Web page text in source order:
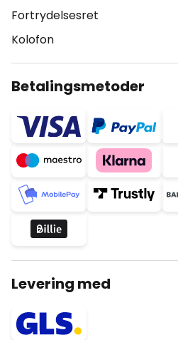
Fortrydelsesret
Kolofon
Betalingsmetoder
Levering med